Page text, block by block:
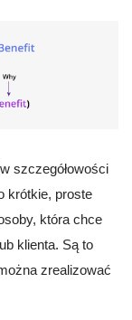
szczegółowości
krótkie, proste
która chce
klienta. Są to
zrealizować